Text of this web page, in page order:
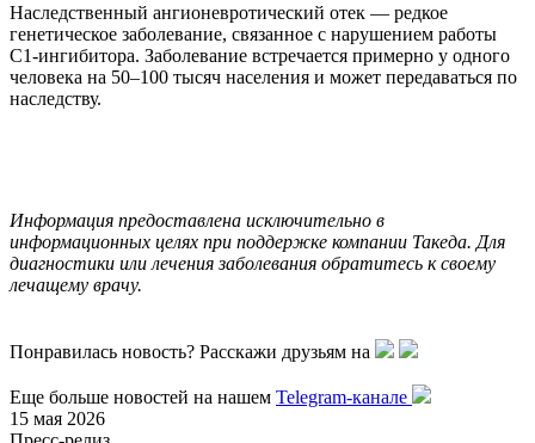
Наследственный ангионевротический отек — редкое
генетическое заболевание, связанное с нарушением работы
С1-ингибитора. Заболевание встречается примерно у одного
человека на 50–100 тысяч населения и может передаваться по
наследству.
Информация предоставлена исключительно в
информационных целях при поддержке компании Такеда. Для
диагностики или лечения заболевания обратитесь к своему
лечащему врачу.
Понравилась новость? Расскажи друзьям на
Еще больше новостей на нашем Telegram-канале
15 мая 2026